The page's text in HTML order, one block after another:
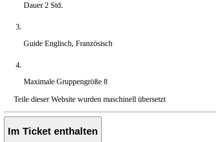
Dauer 2 Std.
Guide Englisch, Französisch
Maximale Gruppengröße 8
Teile dieser Website wurden maschinell übersetzt
Im Ticket enthalten